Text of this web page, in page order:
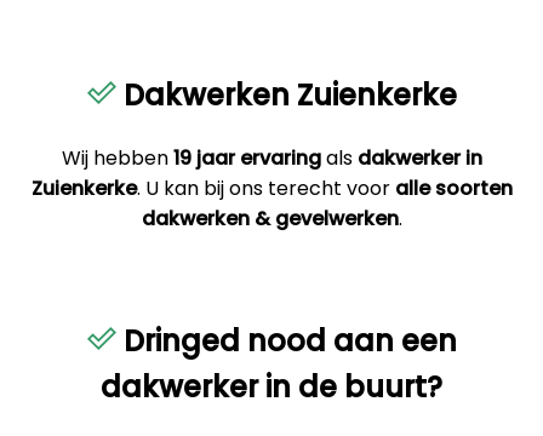
Dakwerken Zuienkerke
Wij hebben19 jaar ervaringals dakwerker in
Zuienkerke. U kan bij ons terecht voor alle soorten
dakwerken & gevelwerken.
Dringed nood aan een
dakwerker in de buurt?